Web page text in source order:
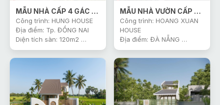
MẪU NHÀ CẤP 4 GÁC LỬNG ĐẸP ƠI LÀ ĐẸP
Công trình: HUNG HOUSE
Địa điểm: Tp. ĐỒNG NAI
Diện tích sàn: 120m2
Thiết kế: Công Ty Gonic
Khởi công: 2026
MẪU NHÀ VƯỜN CẤP 4 GÁC LỬNG SIÊU MÊ
Công trình: HOANG XUAN
HOUSE
Địa điểm: ĐÀ NẴNG
Diện tích sàn: 130m2
Thiết Kế: Công Ty Gonic
Khởi công: 2026